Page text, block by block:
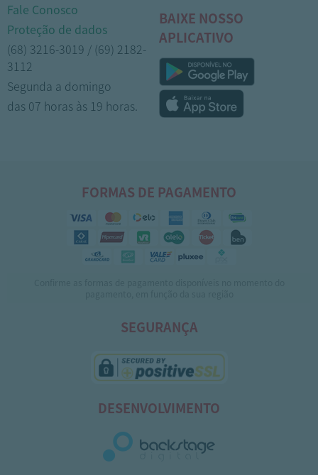
Fale Conosco
Proteção de dados
(68) 3216-3019 / (69) 2182-
3112
Segunda a domingo
das 07 horas às 19 horas.
BAIXE NOSSO
APLICATIVO
FORMAS DE PAGAMENTO
SEGURANÇA
DESENVOLVIMENTO